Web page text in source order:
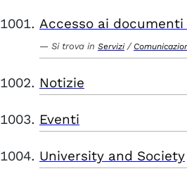
Accesso ai
Si trova in Servizi /
Notizie
Eventi
University and Society